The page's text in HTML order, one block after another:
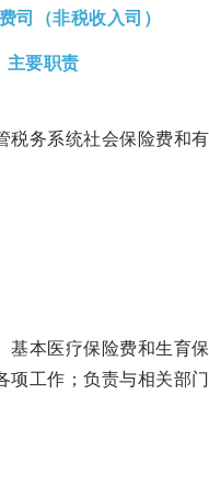
司（非税收入司）
主要职责
务系统社会保险费和
本医疗保险费和生育
工作；负责与相关部